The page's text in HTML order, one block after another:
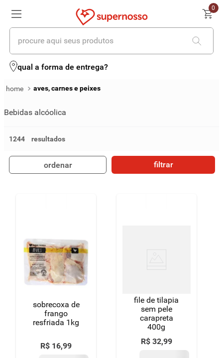
0
procure aqui seus produtos
qual a forma de entrega?
aves, carnes e peixes
Bebidas alcóolica
1244
ordenar filtrar
sobrecoxa de
frango
resfriada 1kg
R$ 16,99
file de tilapia
sem pele
carapreta
400g
R$ 32,99
termos mais buscados
4 iogurte
queijo
9º chocolate
º macarrão